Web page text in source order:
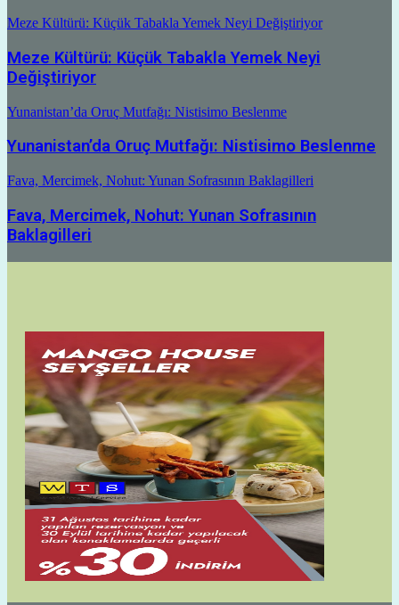
Meze Kültürü: Küçük Tabakla Yemek Neyi Değiştiriyor
Meze Kültürü: Küçük Tabakla Yemek Neyi
Değiştiriyor
Yunanistan’da Oruç Mutfağı: Nistisimo Beslenme
Yunanistan’da Oruç Mutfağı: Nistisimo Beslenme
Fava, Mercimek, Nohut: Yunan Sofrasının Baklagilleri
Fava, Mercimek, Nohut: Yunan Sofrasının
Baklagilleri